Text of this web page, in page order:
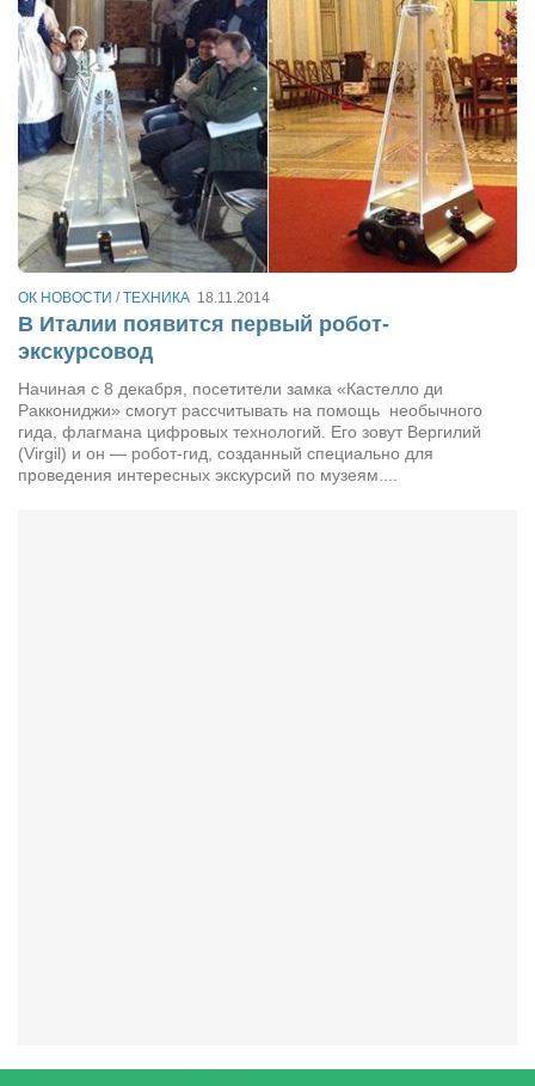
ОК НОВОСТИ /ТЕХНИКА 18.11.2014
В Италии появится первый робот-
экскурсовод
Начиная с 8 декабря, посетители замка «Кастелло ди
Раккониджи» смогут рассчитывать на помощь необычного
гида, флагмана цифровых технологий. Его зовут Вергилий
(Virgil) и он — робот-гид, созданный специально для
проведения интересных экскурсий по музеям....